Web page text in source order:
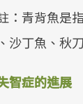
：青背魚是
丁魚、秋刀
智症的進展